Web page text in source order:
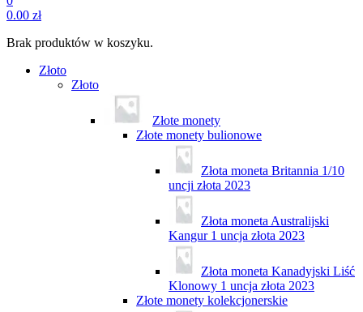
0.00 zł
Brak produktów w koszyku.
Złoto
Złoto
Złote monety
Złote monety bulionowe
Złota moneta Britannia 1/10
uncji złota 2023
Złota moneta Australijski
Kangur 1 uncja złota 2023
Złota moneta Kanadyjski Liść
Klonowy 1 uncja złota 2023
Złote monety kolekcjonerskie